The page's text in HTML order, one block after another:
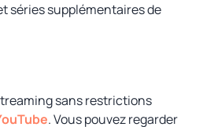
séries supplémentaires de
sans restrictions
. Vous pouvez regarder